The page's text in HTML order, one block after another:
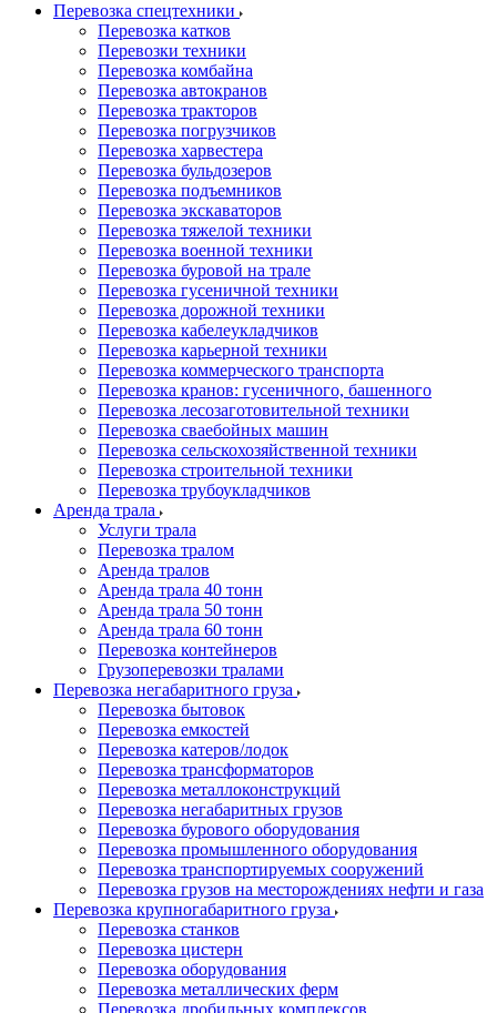
Перевозка спецтехники
Перевозка катков
Перевозки техники
Перевозка комбайна
Перевозка автокранов
Перевозка тракторов
Перевозка погрузчиков
Перевозка харвестера
Перевозка бульдозеров
Перевозка подъемников
Перевозка экскаваторов
Перевозка тяжелой техники
Перевозка военной техники
Перевозка буровой на трале
Перевозка гусеничной техники
Перевозка дорожной техники
Перевозка кабелеукладчиков
Перевозка карьерной техники
Перевозка коммерческого транспорта
Перевозка кранов: гусеничного, башенного
Перевозка лесозаготовительной техники
Перевозка сваебойных машин
Перевозка сельскохозяйственной техники
Перевозка строительной техники
Перевозка трубоукладчиков
Аренда трала
Услуги трала
Перевозка тралом
Аренда тралов
Аренда трала 40 тонн
Аренда трала 50 тонн
Аренда трала 60 тонн
Перевозка контейнеров
Грузоперевозки тралами
Перевозка негабаритного груза
Перевозка бытовок
Перевозка емкостей
Перевозка катеров/лодок
Перевозка трансформаторов
Перевозка металлоконструкций
Перевозка негабаритных грузов
Перевозка бурового оборудования
Перевозка промышленного оборудования
Перевозка транспортируемых сооружений
Перевозка грузов на месторождениях нефти и газа
Перевозка крупногабаритного груза
Перевозка станков
Перевозка цистерн
Перевозка оборудования
Перевозка металлических ферм
Перевозка дробильных комплексов